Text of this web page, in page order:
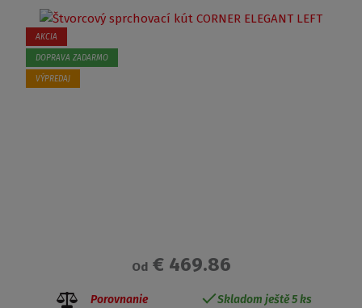
AKCIA
DOPRAVA ZADARMO
VÝPREDAJ
Od€ 469.86
Porovnanie Skladom ještě 5 ks